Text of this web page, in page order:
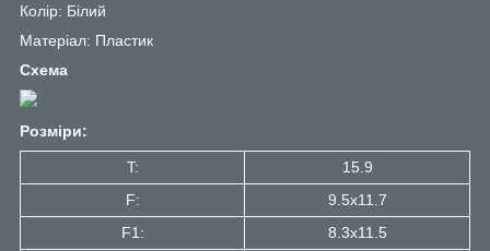
Колір: Білий
Матеріал: Пластик
Схема
Розміри:
T:
15.9
F:
9.5x11.7
F1:
8.3x11.5